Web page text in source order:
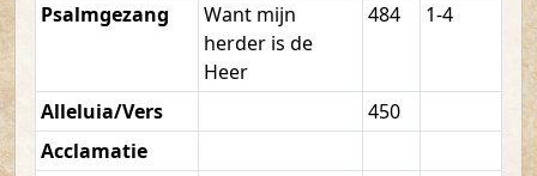
Psalmgezang
Want mijn
herder is de
Heer
484 1-4
Alleluia/Vers
450
Acclamatie